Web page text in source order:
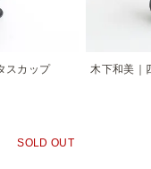
スカップ
SOLD OUT
木下和美｜